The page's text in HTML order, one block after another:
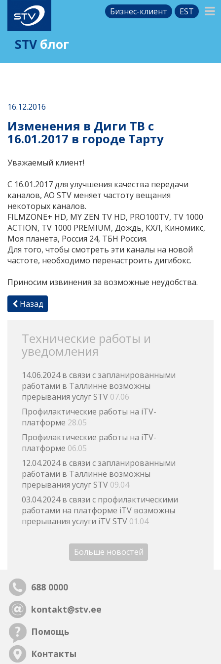
Бизнес-клиент EST
STV блог
16.12.2016
Изменения в Диги ТВ с
16.01.2017 в городе Тарту
Уважаемый клиент!
С 16.01.2017 для улучшения качества передачи
каналов, АО STV меняет частоту вещания
некоторых каналов.
FILMZONE+ HD, MY ZEN TV HD, PRO100TV, TV 1000
ACTION, TV 1000 PREMIUM, Дождь, КХЛ, Киномикс,
Моя планета, Россия 24, ТБН Россия.
Для того, чтобы смотреть эти каналы на новой
частоте, необходимо перенастроить дигибокс.
Приносим извинения за возможные неудобства.
Назад
Технические работы и
уведомления
14.06.2024 в связи с запланированными
работами в Таллинне возможны
прерывания услуг STV 07.06
Профилактические работы на iTV-
платформе 28.05
Профилактические работы на iTV-
платформе 06.05
12.04.2024 в связи с запланированными
работами в Таллинне возможны
прерывания услуг STV 09.04
03.04.2024 в связи с профилактическими
работами на платформе iTV возможны
прерывания услуги iTV STV 01.04
Больше новостей
688 0000
kontakt@stv.ee
Помощь
Контакты